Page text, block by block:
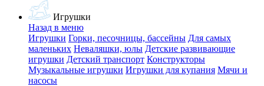
Игрушки
Назад в меню
Игрушки Горки, песочницы, бассейны Для самых
маленьких Неваляшки, юлы Детские развивающие
игрушки Детский транспорт Конструкторы
Музыкальные игрушки Игрушки для купания Мячи и
насосы